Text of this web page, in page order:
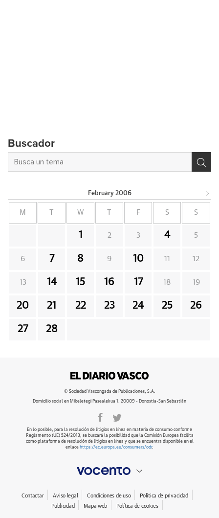
Buscador
February 2006
M W F S S
1 2 3 4 5
6 7 8 9 10 11 12
13 14 15 16 17 18 19
20 21 22 23 24 25 26
27 28
© Sociedad Vascongada de Publicaciones, S.A.
Domicilio social en Mikeletegi Pasealekua 1. 20009 - Donostia-San Sebastián
En lo posible, para la resolución de litigios en línea en materia de consumo conforme
Reglamento (UE) 524/2013, se buscará la posibilidad que la Comisión Europea facilita
como plataforma de resolución de litigios en línea y que se encuentra disponible en el
enlace https://ec.europa.eu/consumers/odr.
Contactar Aviso legal Condiciones de uso
Política de privacidad
Publicidad
Mapa web Política de cookies